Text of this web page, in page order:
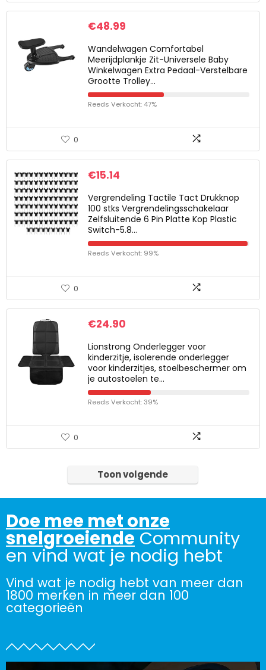
€48.99
Wandelwagen Comfortabel
Meerijdplankje Zit-Universele Baby
Winkelwagen Extra Pedaal-Verstelbare
Grootte Trolley…
Reeds Verkocht: 47%
0
€15.14
Vergrendeling Tactile Tact Drukknop
100 stks Vergrendelingsschakelaar
Zelfsluitende 6 Pin Platte Kop Plastic
Switch-5.8…
Reeds Verkocht: 99%
0
€24.90
Lionstrong Onderlegger voor
kinderzitje, isolerende onderlegger
voor kinderzitjes, stoelbeschermer om
je autostoelen te…
Reeds Verkocht: 39%
0
Toon volgende
Doe mee met onze
snelgroeiende Community
en vind wat je nodig hebt
Vind wat je nodig hebt van meer dan
1800 merken in meer dan 100
categorieën